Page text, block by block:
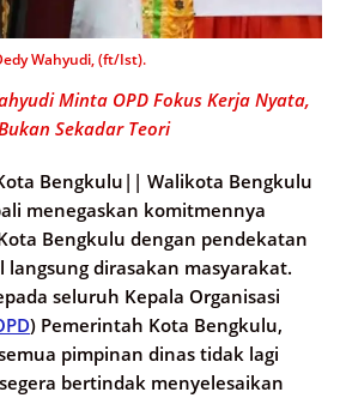
Wahyudi, (ft/Ist).
Minta OPD Fokus Kerja Nyata,
Sekadar Teori
Bengkulu|| Walikota Bengkulu
menegaskan komitmennya
Bengkulu dengan pendekatan
langsung dirasakan masyarakat.
seluruh Kepala Organisasi
) Pemerintah Kota Bengkulu,
pimpinan dinas tidak lagi
bertindak menyelesaikan